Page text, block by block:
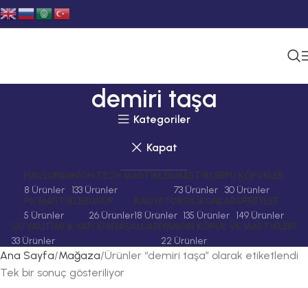
demiri taşa
Kategoriler
Kapat
HAVLUPAN
8 Ürünler
HIGH TECH MASTIKLER
133 Ürünler
MASTIKLER
73 Ürünler
PU KÖPÜKLER
30 Ürünler
PU MASTIKLER
5 Ürünler
QUUP
26 Ürünler
RADYATÖR
18 Ürünler
SILIKONLAR
135 Ürünler
SPREYLER
149 Ürünler
SU YALITIMI & YAPI KIMYASALLARI
33 Ürünler
YANGIN KÖPÜK VE MASTIKLERI
22 Ürünler
Ana Sayfa Mağaza Ürünler “demiri taşa” olarak etiketlendi
Tek bir sonuç gösteriliyor